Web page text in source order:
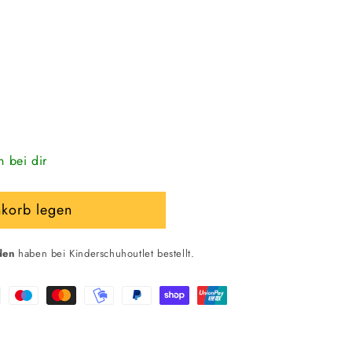
bei dir
legen
haben bei Kinderschuhoutlet bestellt.